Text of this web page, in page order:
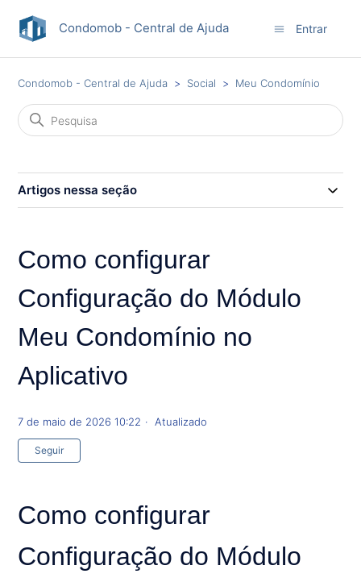
Condomob - Central de Ajuda Entrar
Condomob - Central de Ajuda Social Meu Condomínio
Artigos nessa seção
Como configurar
Configuração do Módulo
Meu Condomínio no
Aplicativo
7 de maio de 2026 10:22 Atualizado
Seguir
Como configurar
Configuração do Módulo